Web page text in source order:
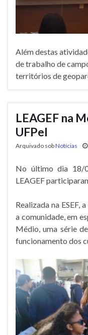
Além destas
de trabalho de
territórios de
LEAGEF na
UFPel
Arquivado sobNotícias
No último dia 18/
LEAGEF
Realizada na ESEF,
a comunidade, em
Médio, uma série
funcionamento dos